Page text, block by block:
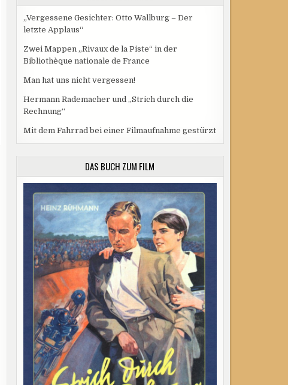
„Vergessene Gesichter: Otto Wallburg – Der
letzte Applaus“
Zwei Mappen „Rivaux de la Piste“ in der
Bibliothèque nationale de France
Man hat uns nicht vergessen!
Hermann Rademacher und „Strich durch die
Rechnung“
Mit dem Fahrrad bei einer Filmaufnahme gestürzt
DAS BUCH ZUM FILM